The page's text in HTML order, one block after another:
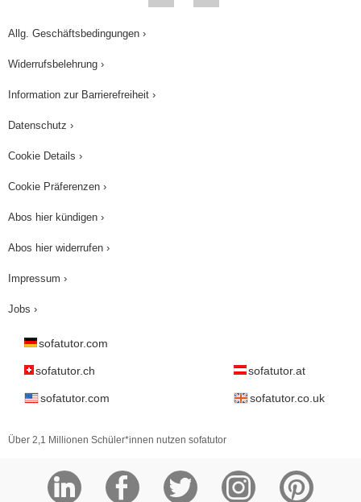
Allg. Geschäftsbedingungen ›
Widerrufsbelehrung ›
Information zur Barrierefreiheit ›
Datenschutz ›
Cookie Details ›
Cookie Präferenzen ›
Abos hier kündigen ›
Abos hier widerrufen ›
Impressum ›
Jobs ›
sofatutor.com
sofatutor.ch sofatutor.at
sofatutor.com sofatutor.co.uk
Über 2,1 Millionen Schüler*innen nutzen sofatutor